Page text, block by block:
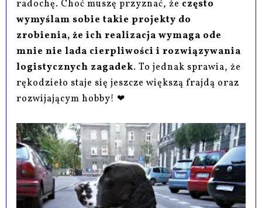
radochę. Choć muszę przyznać, że często
wymyślam sobie takie projekty do
zrobienia, że ich realizacja wymaga ode
mnie nie lada cierpliwości i rozwiązywania
logistycznych zagadek. To jednak sprawia, że
rękodzieło staje się jeszcze większą frajdą oraz
rozwijającym hobby! ❤